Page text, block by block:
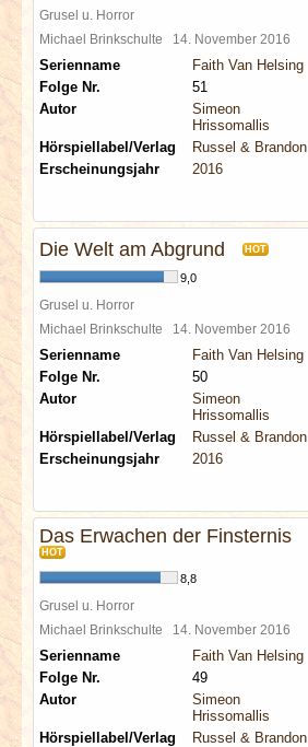
Grusel u. Horror
Michael Brinkschulte 14. November 2016
Serienname
Faith Van Helsing
Folge Nr.
51
Autor
Simeon
Hrissomallis
Hörspiellabel/Verlag
Russel & Brandon
Erscheinungsjahr
2016
Die Welt am Abgrund HOT
9,0
Grusel u. Horror
Michael Brinkschulte 14. November 2016
Serienname
Faith Van Helsing
Folge Nr.
50
Autor
Simeon
Hrissomallis
Hörspiellabel/Verlag
Russel & Brandon
Erscheinungsjahr
2016
Das Erwachen der Finsternis
HOT
8,8
Grusel u. Horror
Michael Brinkschulte 14. November 2016
Serienname
Faith Van Helsing
Folge Nr.
49
Autor
Simeon
Hrissomallis
Hörspiellabel/Verlag
Russel & Brandon